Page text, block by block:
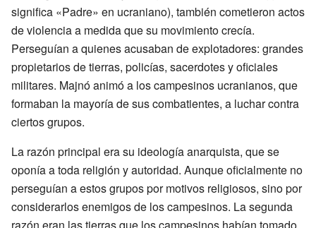
significa «Padre» en ucraniano), también cometieron actos
de violencia a medida que su movimiento crecía.
Perseguían a quienes acusaban de explotadores: grandes
propietarios de tierras, policías, sacerdotes y oficiales
militares. Majnó animó a los campesinos ucranianos, que
formaban la mayoría de sus combatientes, a luchar contra
ciertos grupos.
La razón principal era su ideología anarquista, que se
oponía a toda religión y autoridad. Aunque oficialmente no
perseguían a estos grupos por motivos religiosos, sino por
considerarlos enemigos de los campesinos. La segunda